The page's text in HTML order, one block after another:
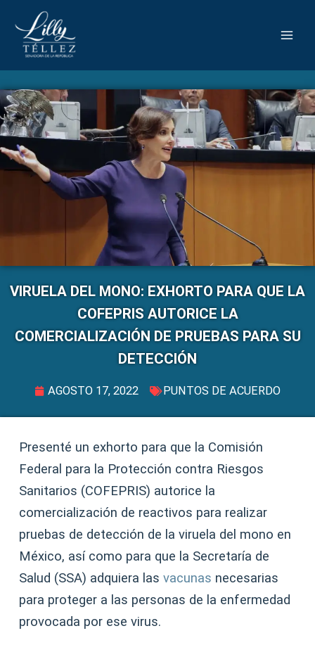
VIRUELA DEL MONO: EXHORTO PARA QUE LA
COFEPRIS AUTORICE LA
COMERCIALIZACIÓN DE PRUEBAS PARA SU
DETECCIÓN
AGOSTO 17, 2022 PUNTOS DE ACUERDO
Presenté un exhorto para que la Comisión
Federal para la Protección contra Riesgos
Sanitarios (COFEPRIS) autorice la
comercialización de reactivos para realizar
pruebas de detección de la viruela del mono en
México, así como para que la Secretaría de
Salud (SSA) adquiera lasvacunas necesarias
para proteger a las personas de la enfermedad
provocada por ese virus.